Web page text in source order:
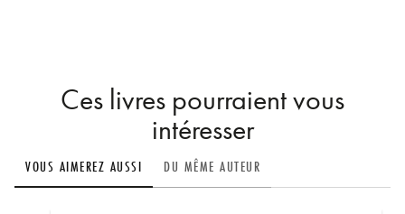
Ces livres pourraient vous
intéresser
VOUS AIMEREZ AUSSI DU MÊME AUTEUR